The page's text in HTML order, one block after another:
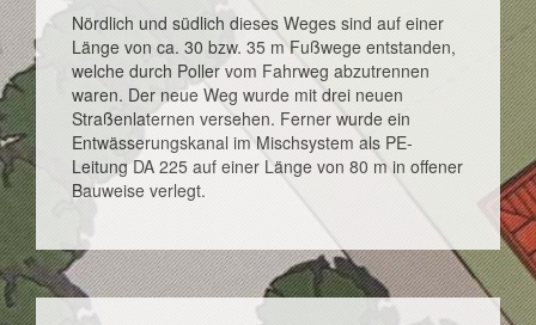
Nördlich und südlich dieses Weges sind auf einer
Länge von ca. 30 bzw. 35 m Fußwege entstanden,
welche durch Poller vom Fahrweg abzutrennen
waren. Der neue Weg wurde mit drei neuen
Straßenlaternen versehen. Ferner wurde ein
Entwässerungskanal im Mischsystem als PE-
Leitung DA 225 auf einer Länge von 80 m in offener
Bauweise verlegt.